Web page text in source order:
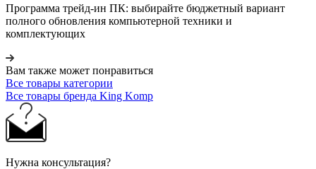
Программа трейд-ин ПК: выбирайте бюджетный вариант
полного обновления компьютерной техники и
комплектующих
Вам также может понравиться
Все товары категории
Все товары бренда King Komp
Нужна консультация?